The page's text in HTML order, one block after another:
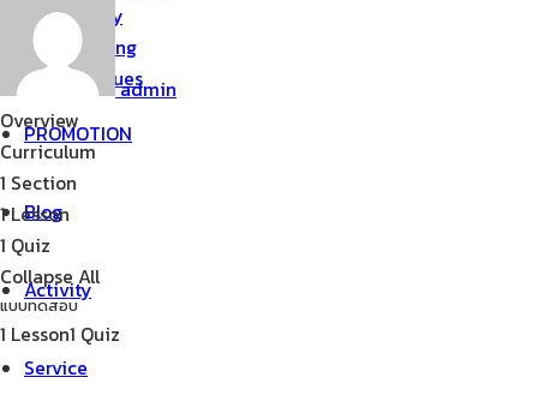
ieInventory
ieScheduling
IE Technigues
PROMOTION
Blog
Activity
Service
admin
Overview
Curriculum
1 Section
1 Lesson
1 Quiz
Collapse All
แบบทดสอบ
1 Lesson1 Quiz